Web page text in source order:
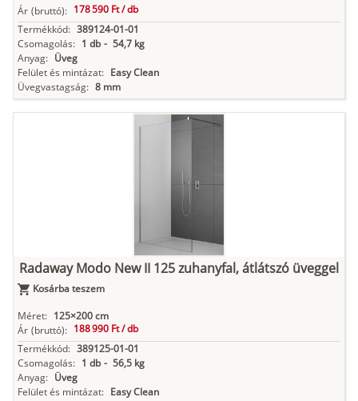
Ár (bruttó): 178 590 Ft /db
Termékkód: 389124-01-01
Csomagolás: 1 db - 54,7 kg
Anyag: Üveg
Felület és mintázat: Easy Clean
Üvegvastagság: 8 mm
Radaway Modo New II 125 zuhanyfal, átlátszó üveggel
Kosárba teszem
Méret: 125×200 cm
Ár (bruttó): 188 990 Ft /db
Termékkód: 389125-01-01
Csomagolás: 1 db - 56,5 kg
Anyag: Üveg
Felület és mintázat: Easy Clean